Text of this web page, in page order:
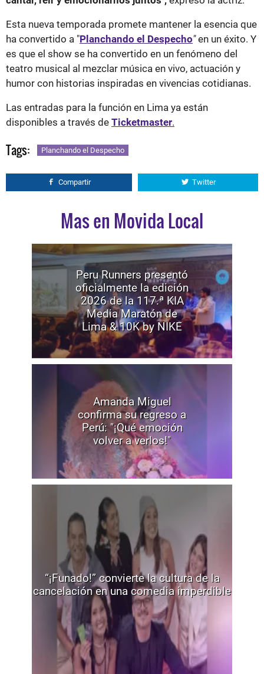
Esta nueva temporada promete mantener la esencia que
ha convertido a "Planchando el Despecho"en un éxito. Y
es que el show se ha convertido en un fenómeno del
teatro musical al mezclar música en vivo, actuación y
humor con historias inspiradas en vivencias cotidianas.
Las entradas para la función en Lima ya están
disponibles a través de Ticketmaster.
Tags: Planchando el Despecho
Compartir Twitter
Mas en Movida Local
Peru Runners presentó
oficialmente la edición
2026 de la 117.ª KIA
Media Maratón de
Lima & 10K by NIKE
Amanda Miguel
confirma su regreso a
Perú: "¡Qué emoción
volver a verlos!"
“¡Funado!” convierte la cultura de la
cancelación en una comedia imperdible